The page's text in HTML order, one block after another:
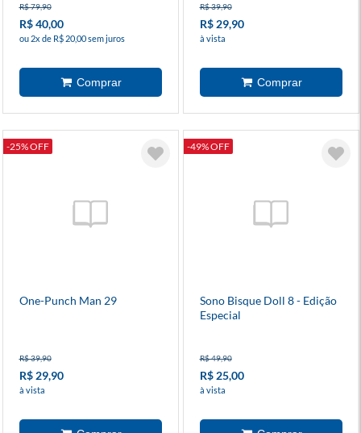
R$ 79,90
R$ 40,00
ou 2x de R$ 20,00 sem juros
R$ 39,90
R$ 29,90
à vista
-25% OFF
One-Punch Man 29
R$ 39,90
R$ 29,90
à vista
-49% OFF
Sono Bisque Doll 8 - Edição
Especial
R$ 49,90
R$ 25,00
à vista